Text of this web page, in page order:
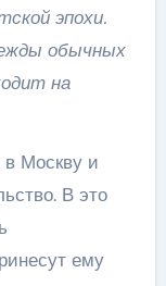
эпохи.
обычных
на
в Москву и
В это
ему